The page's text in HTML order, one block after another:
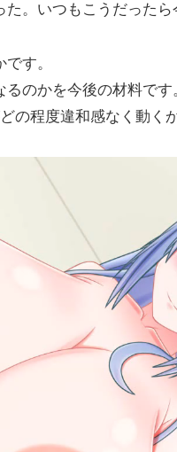
。いつもこうだった
す。
のかを今後の材料で
の程度違和感なく動くか